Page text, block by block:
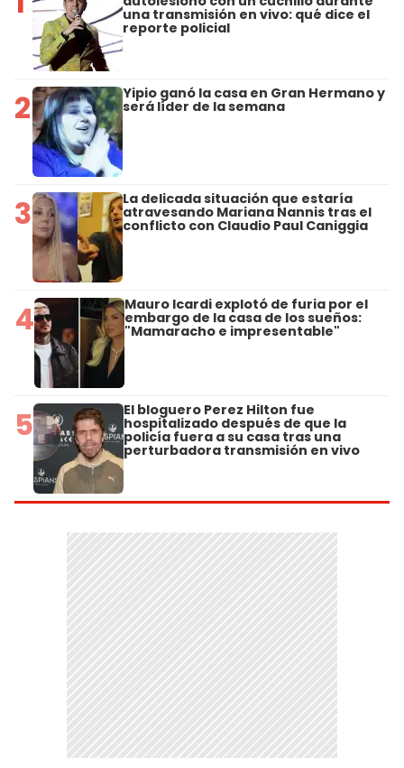
una transmisión en vivo: qué dice el
reporte policial
2 Yipio ganó la casa en Gran Hermano y
será líder de la semana
3 La delicada situación que estaría
atravesando Mariana Nannis tras el
conflicto con Claudio Paul Caniggia
4 Mauro Icardi explotó de furia por el
embargo de la casa de los sueños:
"Mamaracho e impresentable"
5 El bloguero Perez Hilton fue
hospitalizado después de que la
policía fuera a su casa tras una
perturbadora transmisión en vivo